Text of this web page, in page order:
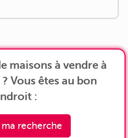
maisons à vendre à
Vous êtes au bon
:
recherche